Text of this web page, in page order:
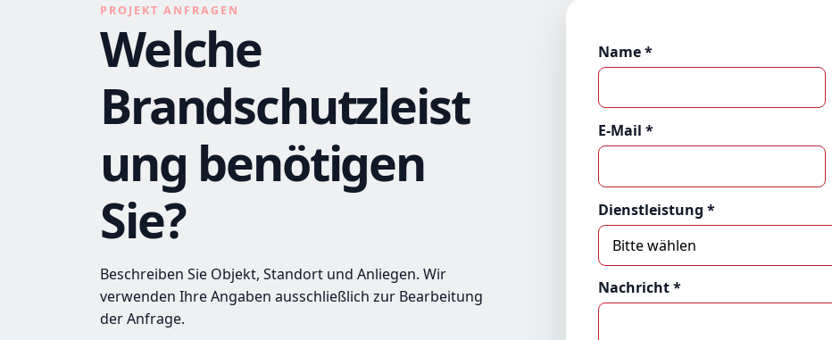
PROJEKT ANFRAGEN
Welche
Brandschutzleist
ung benötigen
Sie?
Beschreiben Sie Objekt, Standort und Anliegen. Wir
verwenden Ihre Angaben ausschließlich zur Bearbeitung
der Anfrage.
Name *
E-Mail *
Dienstleistung *
Nachricht *